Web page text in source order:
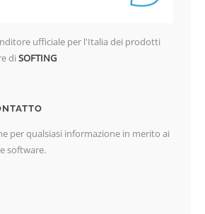
ufficiale per l'Italia dei prodotti
di SOFTING
per qualsiasi informazione in merito ai
software.